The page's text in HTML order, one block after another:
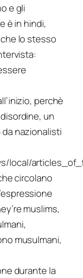
e gli
è in hindi,
lo stesso
perchè
un
nazionalisti
local/
circolano
muslims,
musulmani,
durante la